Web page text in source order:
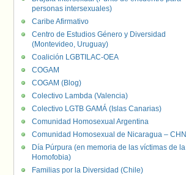
personas intersexuales)
Caribe Afirmativo
Centro de Estudios Género y Diversidad
(Montevideo, Uruguay)
Coalición LGBTILAC-OEA
COGAM
COGAM (Blog)
Colectivo Lambda (Valencia)
Colectivo LGTB GAMÁ (Islas Canarias)
Comunidad Homosexual Argentina
Comunidad Homosexual de Nicaragua – CHN
Día Púrpura (en memoria de las víctimas de la
Homofobia)
Familias por la Diversidad (Chile)